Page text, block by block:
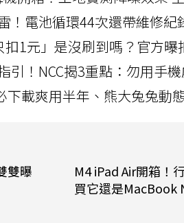
！電池循環44次還帶維修紀
1元」是沒刷到嗎？官方曝
引！NCC揭3重點：勿用手
下載爽用半年、熊大兔兔動
雙曝
M4 iPad Air開箱！
買它還是MacBook